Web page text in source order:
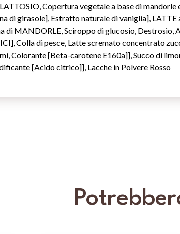
Copertura vegetale a base di
di girasole], Estratto naturale di vaniglia],
di MANDORLE, Sciroppo di glucosio,
Colla di pesce, Latte scremato concentrato
Colorante [Beta-carotene E160a]], Succo di
[Acido citrico]], Lacche in Polvere Rosso